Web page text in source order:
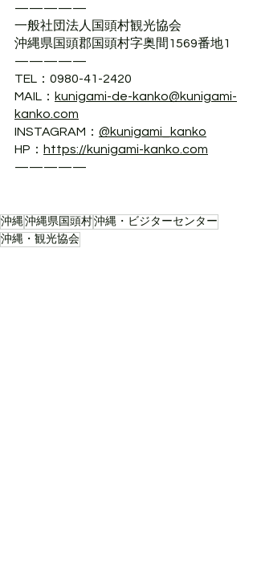
—————
一般社団法人国頭村観光協会
沖縄県国頭郡国頭村字奥間1569番地1
—————
TEL：0980-41-2420
MAIL： kunigami-de-kanko@kunigami-
kanko.com
INSTAGRAM： @kunigami_kanko
HP： https://kunigami-kanko.com
—————
沖縄 沖縄県国頭村沖縄・ビジターセンター
沖縄・観光協会